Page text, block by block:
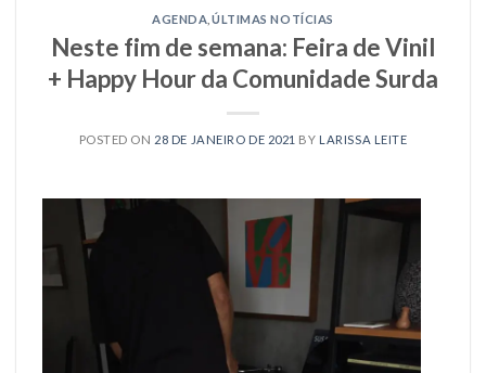
AGENDA ÚLTIMAS NOTÍCIAS
Neste fim de semana: Feira de Vinil
+ Happy Hour da Comunidade Surda
POSTED ON 28 DE JANEIRO DE 2021 BY LARISSA LEITE